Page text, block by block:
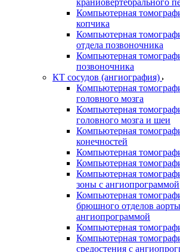
краниовертебрального
Компьютерная
копчика
Компьютерная
отдела позвоночника
Компьютерная
позвоночника
КТ сосудов (ангиография)
Компьютерная
головного мозга
Компьютерная
головного мозга и шеи
Компьютерная
конечностей
Компьютерная
Компьютерная
Компьютерная
зоны с ангиопрограммой
Компьютерная
брюшного отделов
ангиопрограммой
Компьютерная
Компьютерная
средостения с